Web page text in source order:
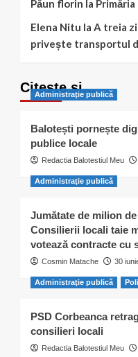
Păun florin la
Elena Nitu la A treia zi
privește transportul
Citește și…
Administraţie publică
Balotești pornește
publice locale
Redactia Balotestiul Meu
Administraţie publică
Jumătate de milion
Consilierii locali taie
votează contracte cu
Cosmin Matache 30
Administraţie publică
PSD Corbeanca
consilieri locali
Redactia Balotestiul Meu